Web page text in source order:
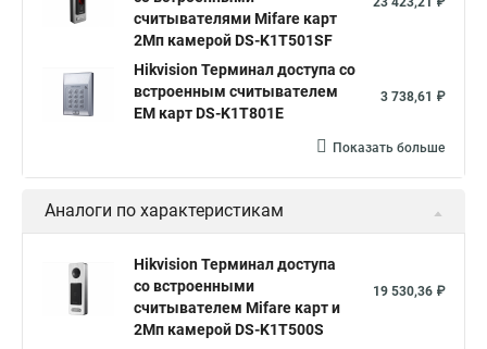
считывателями Mifare карт
2Мп камерой DS-K1T501SF
Hikvision Терминал доступа со
встроенным считывателем
EM карт DS-K1T801E
3 738,61 ₽
Показать больше
Аналоги по характеристикам
Hikvision Терминал доступа
со встроенными
считывателем Mifare карт и
2Мп камерой DS-K1T500S
19 530,36 ₽